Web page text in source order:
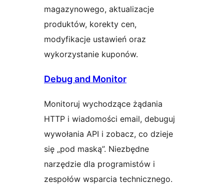
magazynowego, aktualizacje
produktów, korekty cen,
modyfikacje ustawień oraz
wykorzystanie kuponów.
Debug and Monitor
Monitoruj wychodzące żądania
HTTP i wiadomości email, debuguj
wywołania API i zobacz, co dzieje
się „pod maską”. Niezbędne
narzędzie dla programistów i
zespołów wsparcia technicznego.